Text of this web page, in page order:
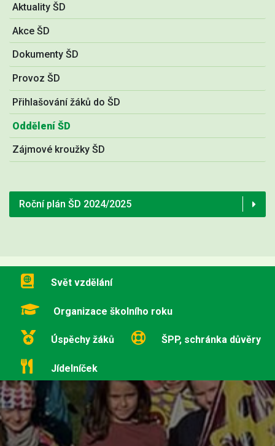
Aktuality ŠD
Akce ŠD
Dokumenty ŠD
Provoz ŠD
Přihlašování žáků do ŠD
Oddělení ŠD
Zájmové kroužky ŠD
Roční plán ŠD 2024/2025
Svět vzdělání
Organizace školního roku
Úspěchy žáků ŠPP, schránka důvěry
Jídelníček